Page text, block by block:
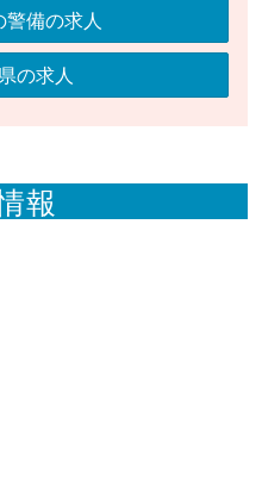
備の求人
の求人
報